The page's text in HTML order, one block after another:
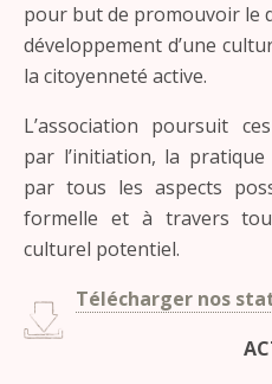
pour but de promouvoir le
développement d’une
la citoyenneté active.
L’association poursuit
par l’initiation, la
par tous les aspects
formelle et à travers
culturel potentiel.
Télécharger nos